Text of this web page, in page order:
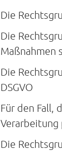
Die
Die
Maßnahmen
Die
DSGVO
Für den Fall,
Verarbeitung
Die